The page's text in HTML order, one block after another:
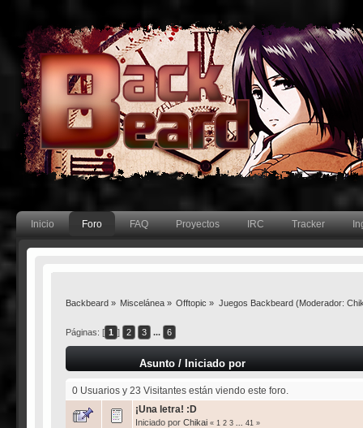
Inicio Foro FAQ Proyectos IRC Tracker
Backbeard» Miscelánea » Offtopic » Juegos Backbeard(Moderador:
Páginas: [ 1 ] 2 3 ... 6
Asunto/ Iniciado por
0 Usuarios y 23 Visitantes están viendo este foro.
¡Una letra! :D
Iniciado por Chikai « 1 2 3 41 »